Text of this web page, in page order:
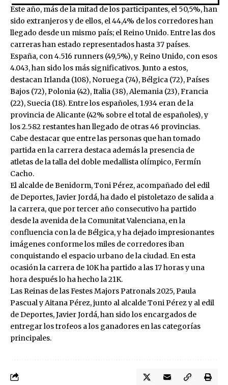
Este año, más de la mitad de los participantes, el 50,5%, han
sido extranjeros y de ellos, el 44,4% de los corredores han
llegado desde un mismo país; el Reino Unido. Entre las dos
carreras han estado representados hasta 37 países.
España, con 4.516 runners (49,5%), y Reino Unido, con esos
4.043, han sido los más significativos. Junto a estos,
destacan Irlanda (108), Noruega (74), Bélgica (72), Países
Bajos (72), Polonia (42), Italia (38), Alemania (23), Francia
(22), Suecia (18). Entre los españoles, 1.934 eran de la
provincia de Alicante (42% sobre el total de españoles), y
los 2.582 restantes han llegado de otras 46 provincias.
Cabe destacar que entre las personas que han tomado
partida en la carrera destaca además la presencia de
atletas de la talla del doble medallista olímpico, Fermín
Cacho.
El alcalde de Benidorm, Toni Pérez, acompañado del edil
de Deportes, Javier Jordá, ha dado el pistoletazo de salida a
la carrera, que por tercer año consecutivo ha partido
desde la avenida de la Comunitat Valenciana, en la
confluencia con la de Bélgica, y ha dejado impresionantes
imágenes conforme los miles de corredores iban
conquistando el espacio urbano de la ciudad. En esta
ocasión la carrera de 10K ha partido a las 17 horas y una
hora después lo ha hecho la 21K.
Las Reinas de las Festes Majors Patronals 2025, Paula
Pascual y Aitana Pérez, junto al alcalde Toni Pérez y al edil
de Deportes, Javier Jordá, han sido los encargados de
entregar los trofeos a los ganadores en las categorías
principales.